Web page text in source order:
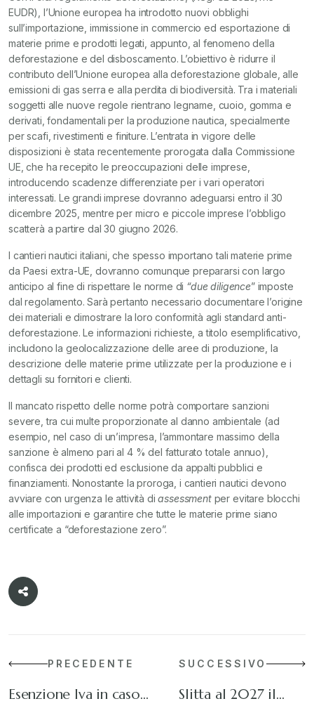
EUDR), l’Unione europea ha introdotto nuovi obblighi
sull’importazione, immissione in commercio ed esportazione di
materie prime e prodotti legati, appunto, al fenomeno della
deforestazione e del disboscamento. L’obiettivo è ridurre il
contributo dell’Unione europea alla deforestazione globale, alle
emissioni di gas serra e alla perdita di biodiversità. Tra i materiali
soggetti alle nuove regole rientrano legname, cuoio, gomma e
derivati, fondamentali per la produzione nautica, specialmente
per scafi, rivestimenti e finiture. L’entrata in vigore delle
disposizioni è stata recentemente prorogata dalla Commissione
UE, che ha recepito le preoccupazioni delle imprese,
introducendo scadenze differenziate per i vari operatori
interessati. Le grandi imprese dovranno adeguarsi entro il 30
dicembre 2025, mentre per micro e piccole imprese l’obbligo
scatterà a partire dal 30 giugno 2026.
I cantieri nautici italiani, che spesso importano tali materie prime
da Paesi extra-UE, dovranno comunque prepararsi con largo
anticipo al fine di rispettare le norme di “due diligence” imposte
dal regolamento. Sarà pertanto necessario documentare l’origine
dei materiali e dimostrare la loro conformità agli standard anti-
deforestazione. Le informazioni richieste, a titolo esemplificativo,
includono la geolocalizzazione delle aree di produzione, la
descrizione delle materie prime utilizzate per la produzione e i
dettagli su fornitori e clienti.
Il mancato rispetto delle norme potrà comportare sanzioni
severe, tra cui multe proporzionate al danno ambientale (ad
esempio, nel caso di un’impresa, l’ammontare massimo della
sanzione è almeno pari al 4 % del fatturato totale annuo),
confisca dei prodotti ed esclusione da appalti pubblici e
finanziamenti. Nonostante la proroga, i cantieri nautici devono
avviare con urgenza le attività diassessmentper evitare blocchi
alle importazioni e garantire che tutte le materie prime siano
certificate a “deforestazione zero”.
PRECEDENTE
Esenzione Iva in caso…
SUCCESSIVO
Slitta al 2027 il…